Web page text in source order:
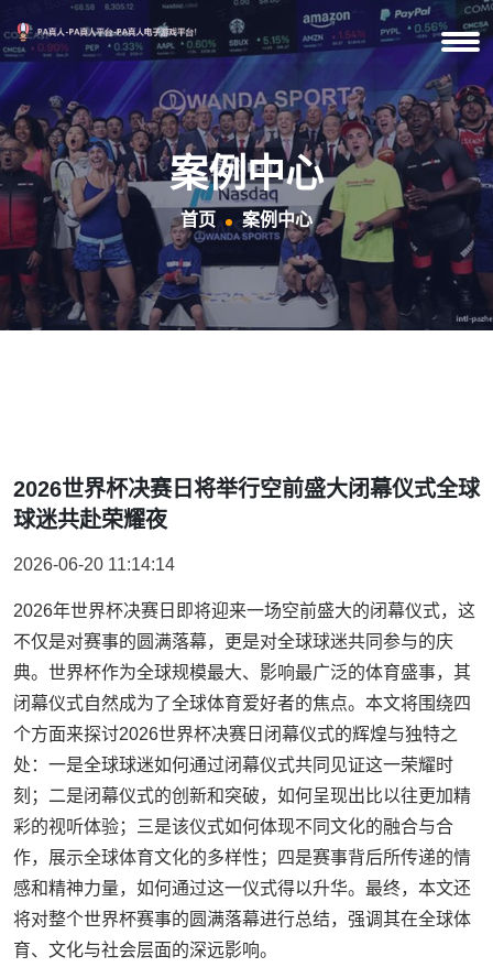
案例中心
首页 案例中心
2026世界杯决赛日将举行空前盛大闭幕仪式全球
球迷共赴荣耀夜
2026-06-20 11:14:14
2026年世界杯决赛日即将迎来一场空前盛大的闭幕仪式，这
不仅是对赛事的圆满落幕，更是对全球球迷共同参与的庆
典。世界杯作为全球规模最大、影响最广泛的体育盛事，其
闭幕仪式自然成为了全球体育爱好者的焦点。本文将围绕四
个方面来探讨2026世界杯决赛日闭幕仪式的辉煌与独特之
处：一是全球球迷如何通过闭幕仪式共同见证这一荣耀时
刻；二是闭幕仪式的创新和突破，如何呈现出比以往更加精
彩的视听体验；三是该仪式如何体现不同文化的融合与合
作，展示全球体育文化的多样性；四是赛事背后所传递的情
感和精神力量，如何通过这一仪式得以升华。最终，本文还
将对整个世界杯赛事的圆满落幕进行总结，强调其在全球体
育、文化与社会层面的深远影响。